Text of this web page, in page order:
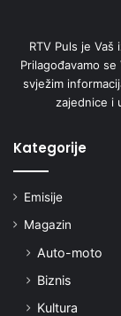
RTV Puls je
Prilagođavamo
svježim
zajednice i
Kategorije
Emisije
Magazin
Auto-moto
Biznis
Kultura